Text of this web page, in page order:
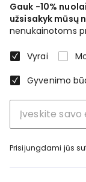
Gauk -10%
užsisakyk mūsų
nenukainotoms
Vyrai
Gyvenimo
Prisijungdami jūs